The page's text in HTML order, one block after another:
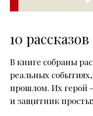
10
В книге собраны
реальных
прошлом. Их герой
и защитник